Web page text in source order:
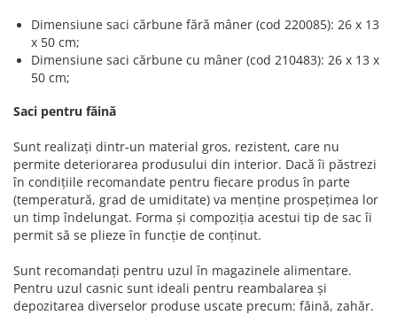
Dimensiune saci cărbune fără mâner (cod 220085): 26 x 13
x 50 cm;
Dimensiune saci cărbune cu mâner (cod 210483): 26 x 13 x
50 cm;
Saci pentru făină
Sunt realizați dintr-un material gros, rezistent, care nu
permite deteriorarea produsului din interior. Dacă îi păstrezi
în condițiile recomandate pentru fiecare produs în parte
(temperatură, grad de umiditate) va menține prospețimea lor
un timp îndelungat. Forma și compoziția acestui tip de sac îi
permit să se plieze în funcție de conținut.
Sunt recomandați pentru uzul în magazinele alimentare.
Pentru uzul casnic sunt ideali pentru reambalarea și
depozitarea diverselor produse uscate precum: făină, zahăr.